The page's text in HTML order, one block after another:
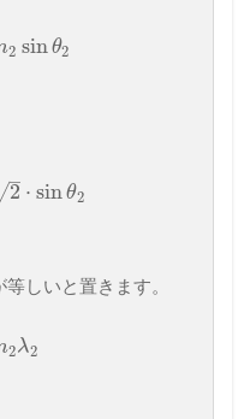
2 sinθ2
2
– ⋅ sinθ2
しいと置きます。
2λ2